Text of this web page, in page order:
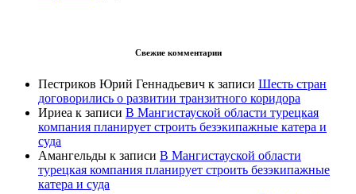
Свежие комментарии
Пестриков Юрий Геннадьевич к записи Шесть стран
договорились о развитии транзитного коридора
Ириеа к записи В Мангистауской области турецкая
компания планирует строить безэкипажные катера и
суда
Амангельды к записи В Мангистауской области
турецкая компания планирует строить безэкипажные
катера и суда